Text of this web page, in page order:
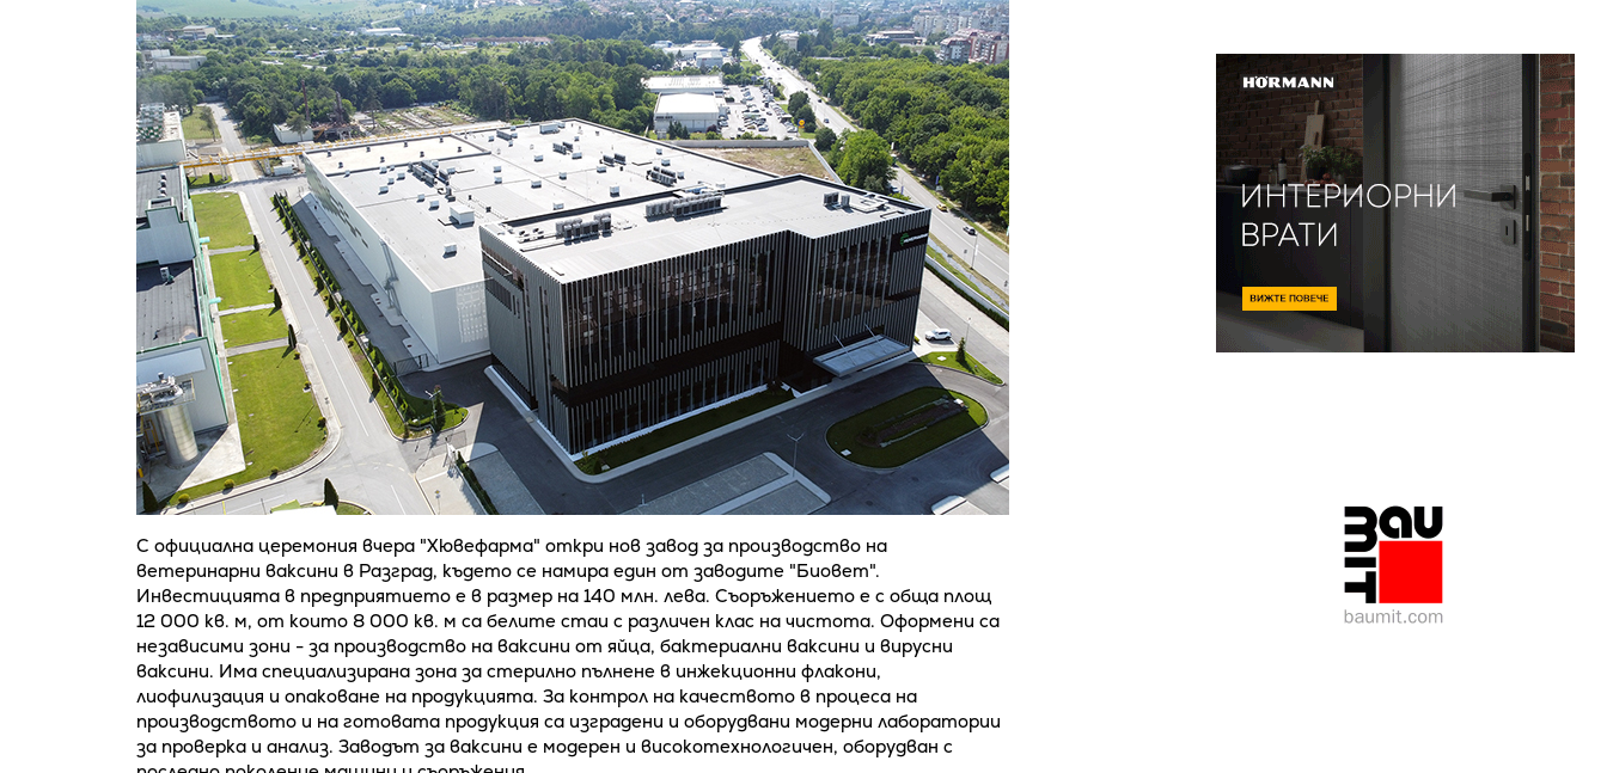
С официална церемония вчера "Хювефарма" откри нов завод за производство на
ветеринарни ваксини в Разград, където се намира един от заводите "Биовет".
Инвестицията в предприятието е в размер на 140 млн. лева. Съоръжението е с обща площ
12 000 кв. м, от които 8 000 кв. м са белите стаи с различен клас на чистота. Оформени са
независими зони - за производство на ваксини от яйца, бактериални ваксини и вирусни
ваксини. Има специализирана зона за стерилно пълнене в инжекционни флакони,
лиофилизация и опаковане на продукцията. За контрол на качеството в процеса на
производството и на готовата продукция са изградени и оборудвани модерни лаборатории
за проверка и анализ. Заводът за ваксини е модерен и високотехнологичен, оборудван с